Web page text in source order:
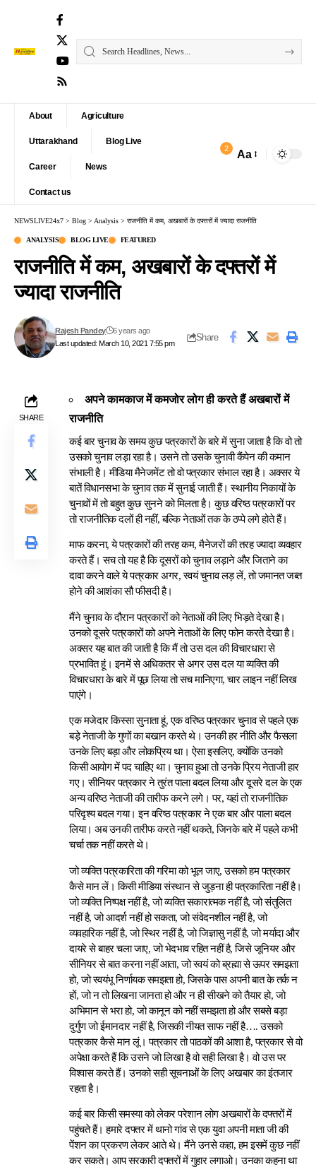
About Agriculture
Uttarakhand Blog Live
Career News
Contact us
2 Aa
NEWSLIVE24x7 > Blog > Analysis > राजनीति में कम, अखबारों के दफ्तरों में ज्यादा राजनीति
ANALYSIS BLOG LIVE FEATURED
राजनीति में कम, अखबारों के दफ्तरों में
ज्यादा राजनीति
Last updated: March 10, 2021 7:55 pm
Rajesh Pandey 6 years ago
Share
SHARE
अपने कामकाज में कमजोर लोग ही करते हैं अखबारों में
राजनीति
कई बार चुनाव के समय कुछ पत्रकारों के बारे में सुना जाता है कि वो तो
उसको चुनाव लड़ा रहा है। उसने तो उसके चुनावी कैंपेन की कमान
संभाली है। मीडिया मैनेजमेंट तो वो पत्रकार संभाल रहा है। अक्सर ये
बातें विधानसभा के चुनाव तक में सुनाई जाती हैं। स्थानीय निकायों के
चुनावों में तो बहुत कुछ सुनने को मिलता है। कुछ वरिष्ठ पत्रकारों पर
तो राजनीतिक दलों ही नहीं, बल्कि नेताओं तक के ठप्पे लगे होते हैं।
माफ करना, ये पत्रकारों की तरह कम, मैनेजरों की तरह ज्यादा व्यवहार
करते हैं। सच तो यह है कि दूसरों को चुनाव लड़ाने और जिताने का
दावा करने वाले ये पत्रकार अगर, स्वयं चुनाव लड़ लें, तो जमानत जब्त
होने की आशंका सौ फीसदी है।
मैंने चुनाव के दौरान पत्रकारों को नेताओं की लिए भिड़ते देखा है।
उनको दूसरे पत्रकारों को अपने नेताओं के लिए फोन करते देखा है।
अक्सर यह बात की जाती है कि मैं तो उस दल की विचारधारा से
प्रभावित हूं। इनमें से अधिकतर से अगर उस दल या व्यक्ति की
विचारधारा के बारे में पूछ लिया तो सच मानिएगा, चार लाइन नहीं लिख
पाएंगे।
एक मजेदार किस्सा सुनाता हूं, एक वरिष्ठ पत्रकार चुनाव से पहले एक
बड़े नेताजी के गुणों का बखान करते थे। उनकी हर नीति और फैसला
उनके लिए बड़ा और लोकप्रिय था। ऐसा इसलिए, क्योंकि उनको
किसी आयोग में पद चाहिए था। चुनाव हुआ तो उनके प्रिय नेताजी हार
गए। सीनियर पत्रकार ने तुरंत पाला बदल लिया और दूसरे दल के एक
अन्य वरिष्ठ नेताजी की तारीफ करने लगे। पर, यहां तो राजनीतिक
परिदृश्य बदल गया। इन वरिष्ठ पत्रकार ने एक बार और पाला बदल
लिया। अब उनकी तारीफ करते नहीं थकते, जिनके बारे में पहले कभी
चर्चा तक नहीं करते थे।
जो व्यक्ति पत्रकारिता की गरिमा को भूल जाए, उसको हम पत्रकार
कैसे मान लें। किसी मीडिया संस्थान से जुड़ना ही पत्रकारिता नहीं है।
जो व्यक्ति निष्पक्ष नहीं है, जो व्यक्ति सकारात्मक नहीं है, जो संतुलित
नहीं है, जो आदर्श नहीं हो सकता, जो संवेदनशील नहीं है, जो
व्यवहारिक नहीं है, जो स्थिर नहीं है, जो जिज्ञासु नहीं है, जो मर्यादा और
दायरे से बाहर चला जाए, जो भेदभाव रहित नहीं है, जिसे जूनियर और
सीनियर से बात करना नहीं आता, जो स्वयं को ब्रह्मा से ऊपर समझता
हो, जो स्वयंभू निर्णायक समझता हो, जिसके पास अपनी बात के तर्क न
हों, जो न तो लिखना जानता हो और न ही सीखने को तैयार हो, जो
अभिमान से भरा हो, जो कानून को नहीं समझता हो और सबसे बड़ा
दुर्गुण जो ईमानदार नहीं है, जिसकी नीयत साफ नहीं है…. उसको
पत्रकार कैसे मान लूं। पत्रकार तो पाठकों की आशा है, पत्रकार से वो
अपेक्षा करते हैं कि उसने जो लिखा है वो सही लिखा है। वो उस पर
विश्वास करते हैं। उनको सही सूचनाओं के लिए अखबार का इंतजार
रहता है।
कई बार किसी समस्या को लेकर परेशान लोग अखबारों के दफ्तरों में
पहुंचते हैं। हमारे दफ्तर में थानो गांव से एक युवा अपनी माता जी की
पेंशन का प्रकरण लेकर आते थे। मैंने उनसे कहा, हम इसमें कुछ नहीं
कर सकते। आप सरकारी दफ्तरों में गुहार लगाओ। उनका कहना था